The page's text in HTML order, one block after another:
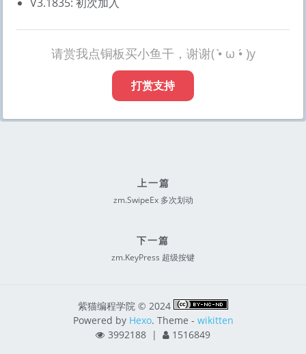
请赏我点铜板买小鱼干，谢谢( •̀ ω •́ )y
打赏支持
上一篇
zm.SwipeEx 多次划动
下一篇
zm.KeyPress 超级按键
紫猫编程学院 © 2024
Powered by Hexo. Theme - wikitten
3992188 | 1516849